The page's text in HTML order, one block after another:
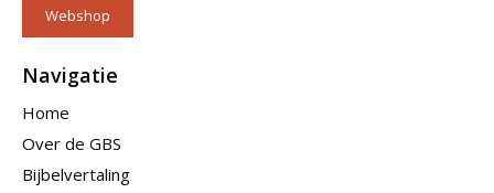
Webshop
Navigatie
Home
Over de GBS
Bijbelvertaling